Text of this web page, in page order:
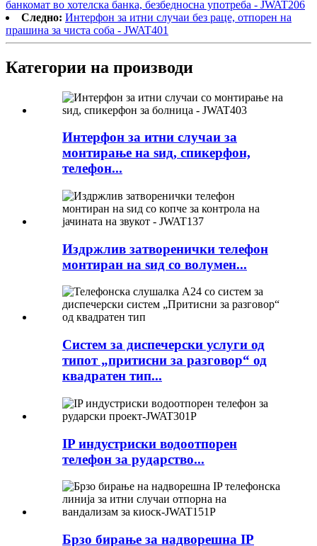
банкомат во хотелска банка, безбедносна употреба - JWAT206
Следно: Интерфон за итни случаи без раце, отпорен на
прашина за чиста соба - JWAT401
Категории на производи
Интерфон за итни случаи за
монтирање на ѕид, спикерфон,
телефон...
Издржлив затворенички телефон
монтиран на ѕид со волумен...
Систем за диспечерски услуги од
типот „притисни за разговор“ од
квадратен тип...
IP индустриски водоотпорен
телефон за рударство...
Брзо бирање за надворешна IP